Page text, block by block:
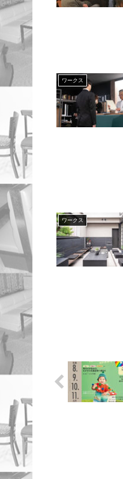
ワークス
ワークス